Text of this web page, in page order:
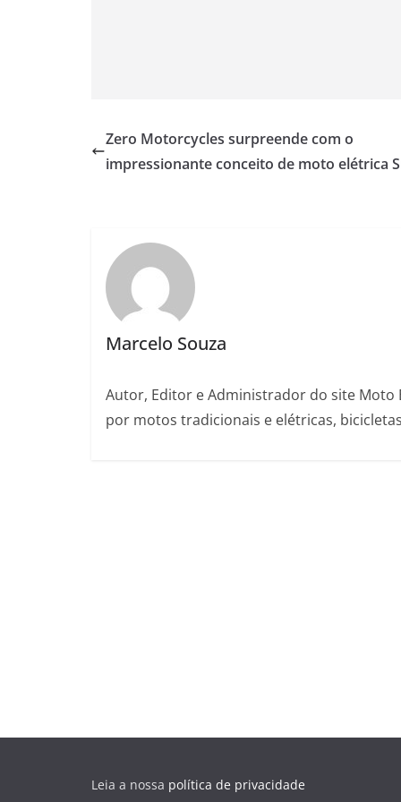
Zero Motorcycles surpreende com o
impressionante conceito de moto elétrica
Marcelo Souza
Autor, Editor e Administrador do site Moto
por motos tradicionais e elétricas,
Leia a nossa política de privacidade